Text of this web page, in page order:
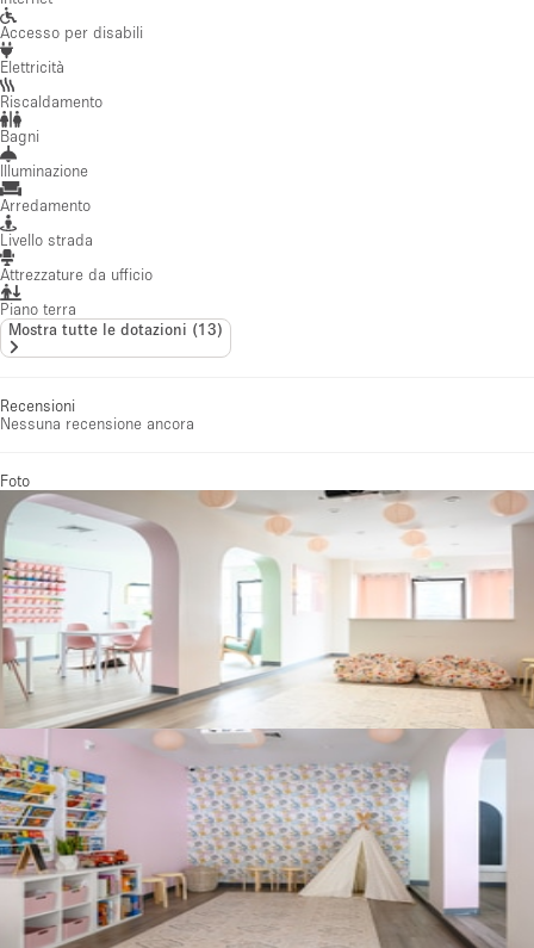
Accesso per disabili
Elettricità
Riscaldamento
Bagni
Illuminazione
Arredamento
Livello strada
Attrezzature da ufficio
Piano terra
Mostra tutte le dotazioni (13)
Recensioni
Nessuna recensione ancora
Foto